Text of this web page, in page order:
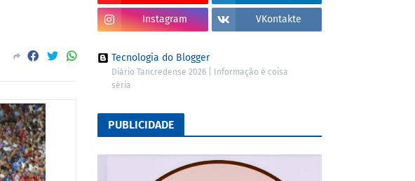
Instagram VKontakte
Tecnologia do Blogger
Diário Tancredense 2026 | Informação é coisa
séria
PUBLICIDADE